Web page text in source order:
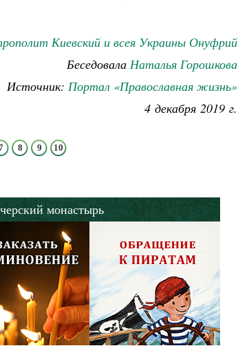
Киевский и всея Украины Онуфрий
Беседовала Наталья Горошкова
Источник: Портал «Православная жизнь»
4 декабря 2019 г.
8 9 10
монастырь